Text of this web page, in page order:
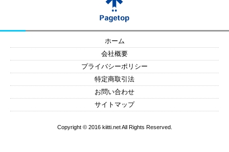
ホーム
会社概要
プライバシーポリシー
特定商取引法
お問い合わせ
サイトマップ
Copyright © 2016 kiitti.net All Rights Reserved.